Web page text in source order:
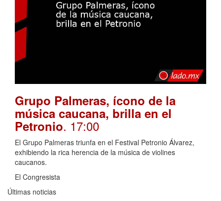
Grupo Palmeras, ícono de la
música caucana, brilla en el
Petronio. 17:00
El Grupo Palmeras triunfa en el Festival Petronio Álvarez,
exhibiendo la rica herencia de la música de violines
caucanos.
El Congresista
Últimas noticias